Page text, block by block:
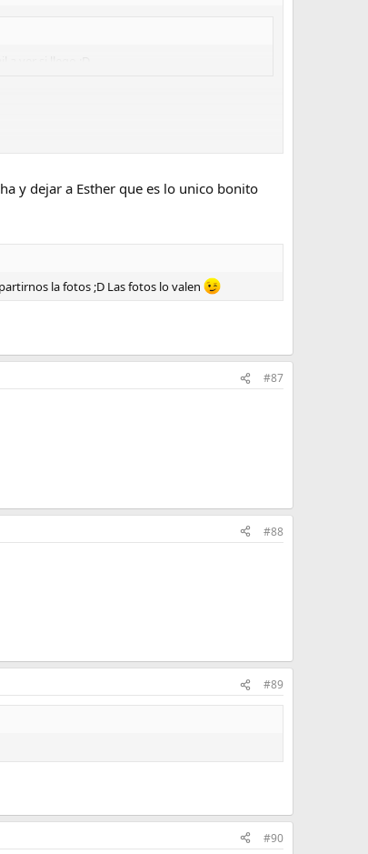
ver si llego ;D
y dejar a Esther que es lo unico bonito
la fotos ;D Las fotos lo valen
#87
#88
#89
#90